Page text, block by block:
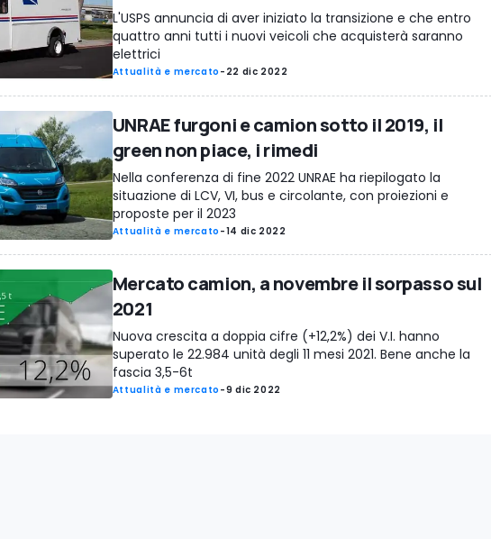
L'USPS annuncia di aver iniziato la transizione e che entro
quattro anni tutti i nuovi veicoli che acquisterà saranno
elettrici
Attualità e mercato - 22 dic 2022
UNRAE furgoni e camion sotto il 2019, il
green non piace, i rimedi
Nella conferenza di fine 2022 UNRAE ha riepilogato la
situazione di LCV, VI, bus e circolante, con proiezioni e
proposte per il 2023
Attualità e mercato -14 dic 2022
Mercato camion, a novembre il sorpasso sul
2021
Nuova crescita a doppia cifre (+12,2%) dei V.I. hanno
superato le 22.984 unità degli 11 mesi 2021. Bene anche la
fascia 3,5-6t
Attualità e mercato -9 dic 2022